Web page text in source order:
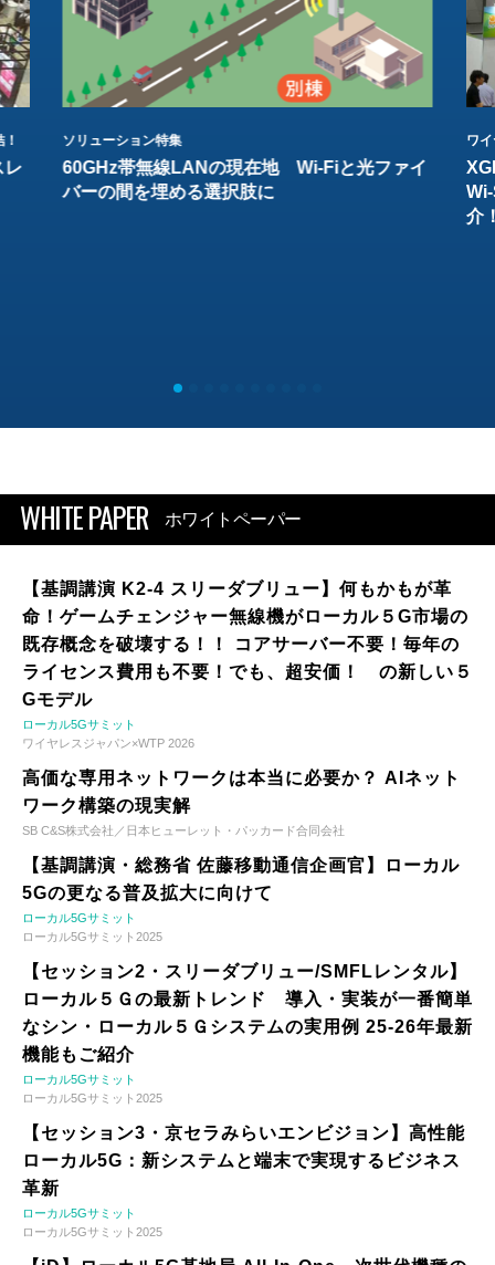
レ
ソリューション特集
60GHz帯無線LANの現在地 Wi-Fiと光ファイ
バーの間を埋める選択肢に
ワ
介
WHITE PAPER ホワイトペーパー
【基調講演 K2-4 スリーダブリュー】何もかもが革
命！ゲームチェンジャー無線機がローカル５G市場の
既存概念を破壊する！！ コアサーバー不要！毎年の
ライセンス費用も不要！でも、超安価！ の新しい５
Gモデル
ローカル5Gサミット
ワイヤレスジャパン×WTP 2026
高価な専用ネットワークは本当に必要か？ AIネット
ワーク構築の現実解
SB C&S株式会社／日本ヒューレット・パッカード合同会社
【基調講演・総務省 佐藤移動通信企画官】ローカル
5Gの更なる普及拡大に向けて
ローカル5Gサミット
ローカル5Gサミット2025
【セッション2・スリーダブリュー/SMFLレンタル】
ローカル５Ｇの最新トレンド 導入・実装が一番簡単
なシン・ローカル５Ｇシステムの実用例 25-26年最新
機能もご紹介
ローカル5Gサミット
ローカル5Gサミット2025
【セッション3・京セラみらいエンビジョン】高性能
ローカル5G：新システムと端末で実現するビジネス
革新
ローカル5Gサミット
ローカル5Gサミット2025